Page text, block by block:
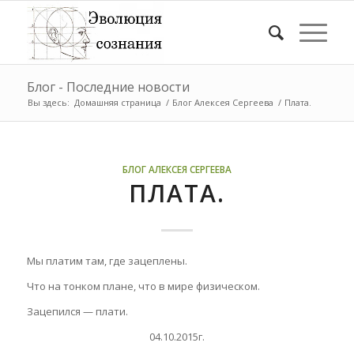
Блог - Последние новости
Вы здесь: Домашняя страница / Блог Алексея Сергеева / Плата.
БЛОГ АЛЕКСЕЯ СЕРГЕЕВА
ПЛАТА.
Мы платим там, где зацеплены.
Что на тонком плане, что в мире физическом.
Зацепился — плати.
04.10.2015г.